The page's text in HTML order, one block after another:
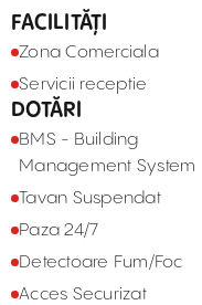
FACILITĂȚI
Zona Comerciala
Servicii receptie
DOTĂRI
BMS - Building
Management System
Tavan Suspendat
Paza 24/7
Detectoare Fum/Foc
Acces Securizat